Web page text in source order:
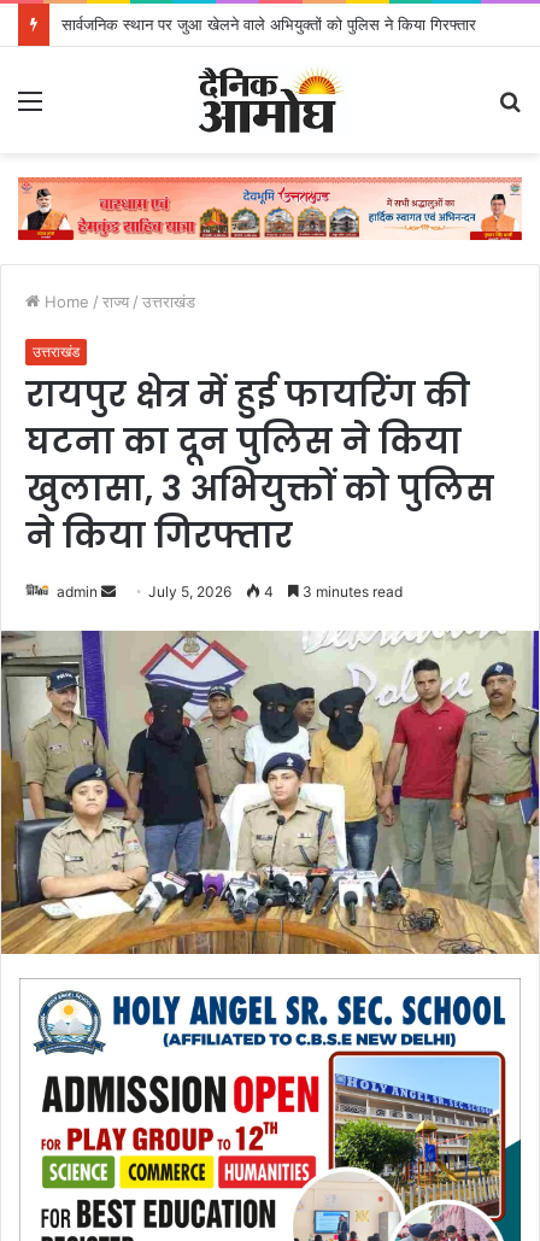
सार्वजनिक स्थान पर जुआ खेलने वाले अभियुक्तों को पुलिस ने किया गिरफ्तार
Home / राज्य / उत्तराखंड
उत्तराखंड
रायपुर क्षेत्र में हुई फायरिंग की
घटना का दून पुलिस ने किया
खुलासा, 3 अभियुक्तों को पुलिस
ने किया गिरफ्तार
admin
e
m
a
i
July 5, 2026 4 3 minutes read